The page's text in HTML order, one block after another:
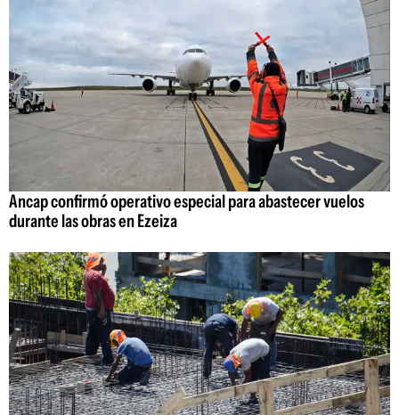
Ancap confirmó operativo especial para abastecer vuelos
durante las obras en Ezeiza